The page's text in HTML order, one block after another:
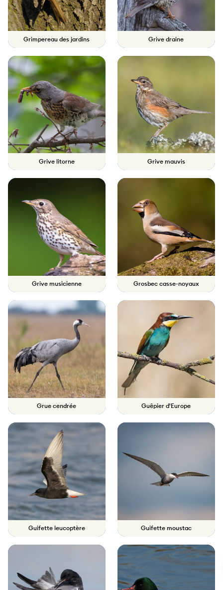
Grimpereau des jardins Grive draine
Grive litorne Grive mauvis
Grive musicienne Grosbec casse-noyaux
Grue cendrée Guêpier d'Europe
Guifette leucoptère Guifette moustac